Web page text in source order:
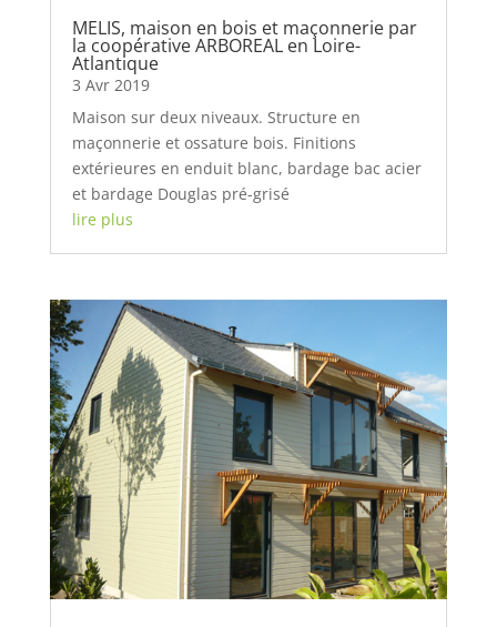
MELIS, maison en bois et maçonnerie par
la coopérative ARBOREAL en Loire-
Atlantique
3 Avr 2019
Maison sur deux niveaux. Structure en
maçonnerie et ossature bois. Finitions
extérieures en enduit blanc, bardage bac acier
et bardage Douglas pré-grisé
lire plus